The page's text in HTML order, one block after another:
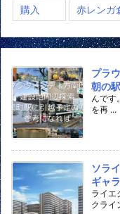
購入 赤レンガ
プラ
朝の
んです
を再 ...
ソラ
ギャ
ライエ
クライ